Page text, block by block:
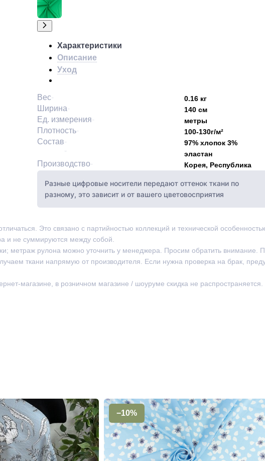
Характеристики
Описание
Уход
Вес 0.16 кг
Ширина 140 см
Ед. измерения метры
Плотность 100-130г/м²
Состав
97% хлопок 3%
эластан
Производство Корея, Республика
Разные цифровые носители передают оттенок ткани по
разному, это зависит и от вашего цветовосприятия
Это связано с партийностью коллекций и технической
и не суммируются между собой.
метраж рулона можно уточнить у менеджера. Просим обратить внимание.
ткани напрямую от производителя. Если нужна проверка на брак,
магазине, в розничном магазине / шоуруме скидка не распространяется.
−10%